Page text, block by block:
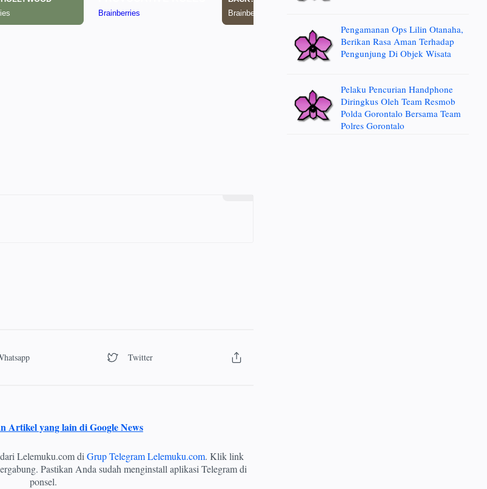
Artikel yang lain di Google News
Lelemuku.com di Grup Telegram Lelemuku.com. Klik link
Pastikan Anda sudah menginstall aplikasi Telegram di
ponsel.
Pengamanan Ops Lilin Otanaha,
Berikan Rasa Aman Terhadap
Pengunjung Di Objek Wisata
Pelaku Pencurian Handphone
Diringkus Oleh Team Resmob
Polda Gorontalo Bersama Team
Polres Gorontalo